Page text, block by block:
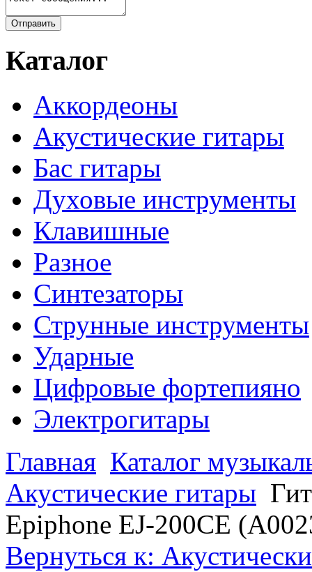
Каталог
Аккордеоны
Акустические гитары
Бас гитары
Духовые инструменты
Клавишные
Разное
Синтезаторы
Струнные инструменты
Ударные
Цифровые фортепияно
Электрогитары
Главная Каталог
Акустические гитары
Epiphone EJ-200CE
Вернуться к: